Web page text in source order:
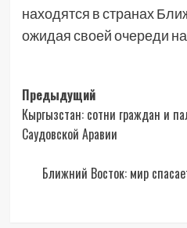
находятся в странах
ожидая своей очереди
Навигация
записи
Предыдущий
Кыргызстан: сотни граждан и
Саудовской Аравии
Ближний Восток: мир